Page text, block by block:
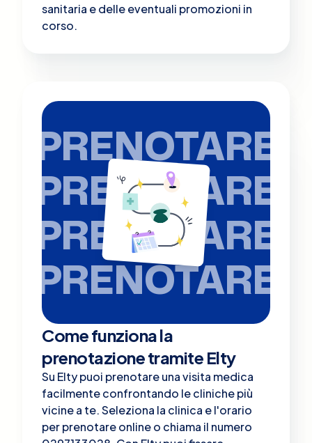
sanitaria e delle eventuali promozioni in
corso.
PRENOTARE
PRENOTARE
PRENOTARE
PRENOTARE
Come funziona la
prenotazione tramite Elty
Su Elty puoi prenotare una visita medica
facilmente confrontando le cliniche più
vicine a te. Seleziona la clinica e l'orario
per prenotare online o chiama il numero